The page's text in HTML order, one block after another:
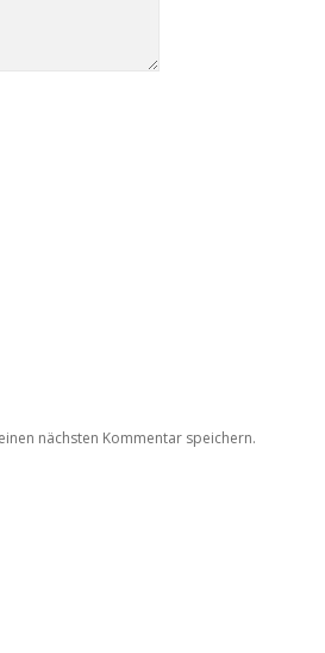
nächsten Kommentar speichern.